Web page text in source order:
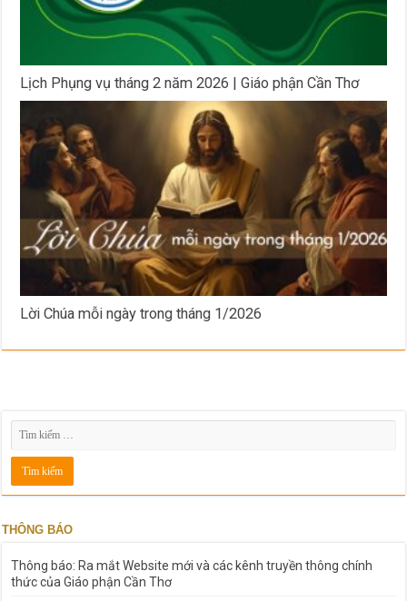
Lịch Phụng vụ tháng 2 năm 2026 | Giáo phận Cần Thơ
Lời Chúa mỗi ngày trong tháng 1/2026
THÔNG BÁO
Thông báo: Ra mắt Website mới và các kênh truyền thông chính
thức của Giáo phận Cần Thơ